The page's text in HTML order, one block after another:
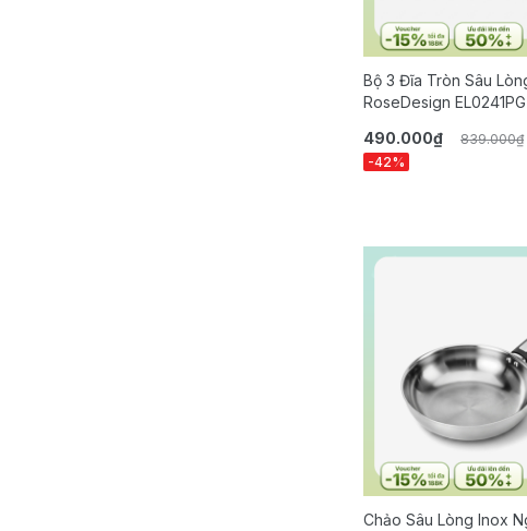
Bộ 3 Đĩa Tròn Sâu
RoseDesign EL0241PG
490.000₫
839.000₫
-42%
Chảo Sâu Lòng Inox